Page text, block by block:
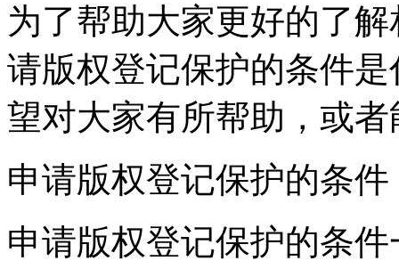
为了帮助大家更好的了
请版权登记保护的条件
望对大家有所帮助，或
申请版权登记保护的条件
申请版权登记保护的条